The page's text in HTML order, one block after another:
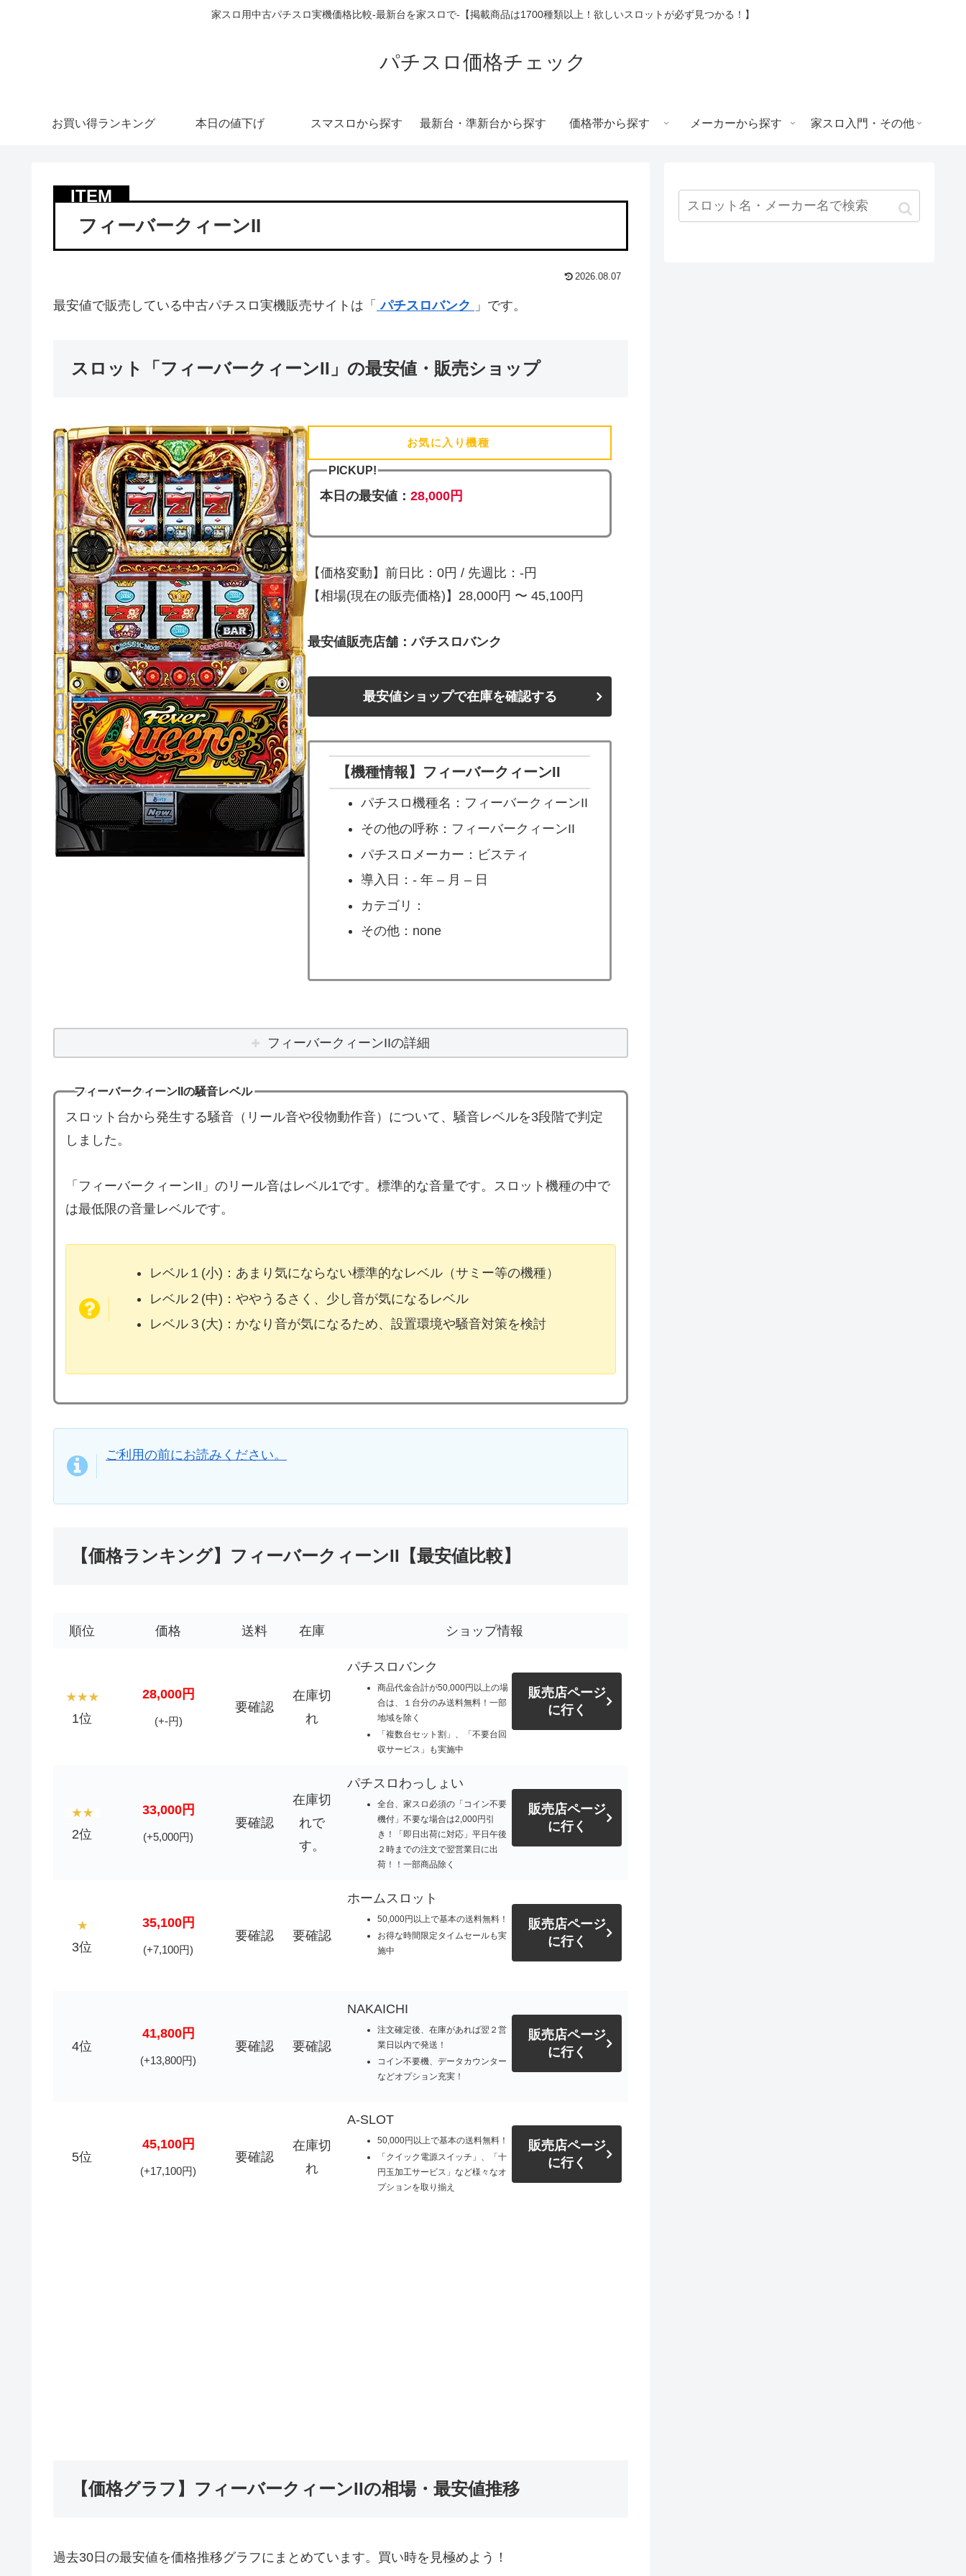
家スロ用中古パチスロ実機価格比較-最新台を家スロで-【掲載商品は1700種類以上！欲しいスロットが必ず見つかる！】
パチスロ価格チェック
お買い得ランキング 本日の値下げ スマスロから探す 最新台・準新台から探す 価格帯から探す メーカーから探す 家スロ入門・その他
フィーバークィーンII
2026.08.07
最安値で販売している中古パチスロ実機販売サイトは「 パチスロバンク 」です。
スロット「フィーバークィーンII」の最安値・販売ショップ
お気に入り機種
PICKUP!
本日の最安値：28,000円
【価格変動】前日比：0円 / 先週比：-円
【相場(現在の販売価格)】28,000円 〜 45,100円
最安値販売店舗：パチスロバンク
最安値ショップで在庫を確認する
【機種情報】フィーバークィーンII
パチスロ機種名：フィーバークィーンII
その他の呼称：フィーバークィーンII
パチスロメーカー：ビスティ
導入日：- 年 – 月 – 日
カテゴリ：
その他：none
フィーバークィーンIIの詳細
フィーバークィーンIIの騒音レベル
スロット台から発生する騒音（リール音や役物動作音）について、騒音レベルを3段階で判定
しました。
「フィーバークィーンII」のリール音はレベル1です。標準的な音量です。スロット機種の中で
は最低限の音量レベルです。
レベル１(小)：あまり気にならない標準的なレベル（サミー等の機種）
レベル２(中)：ややうるさく、少し音が気になるレベル
レベル３(大)：かなり音が気になるため、設置環境や騒音対策を検討
ご利用の前にお読みください。
【価格ランキング】フィーバークィーンII【最安値比較】
順位 価格 送料 在庫 ショップ情報
1位
28,000円
(+-円)
要確認
在庫切
れ
パチスロバンク
商品代金合計が50,000円以上の場
合は、１台分のみ送料無料！一部
地域を除く
「複数台セット割」、「不要台回
収サービス」も実施中
販売店ページ
に行く
2位
33,000円
(+5,000円)
要確認
在庫切
れで
す。
パチスロわっしょい
全台、家スロ必須の「コイン不要
機付」不要な場合は2,000円引
き！「即日出荷に対応」平日午後
２時までの注文で翌営業日に出
荷！！一部商品除く
販売店ページ
に行く
3位
35,100円
(+7,100円)
要確認 要確認
ホームスロット
50,000円以上で基本の送料無料！
お得な時間限定タイムセールも実
施中
販売店ページ
に行く
4位
41,800円
(+13,800円)
要確認 要確認
NAKAICHI
注文確定後、在庫があれば翌２営
業日以内で発送！
コイン不要機、データカウンター
などオプション充実！
販売店ページ
に行く
5位
45,100円
(+17,100円)
要確認
在庫切
れ
A-SLOT
50,000円以上で基本の送料無料！
「クイック電源スイッチ」、「十
円玉加工サービス」など様々なオ
プションを取り揃え
販売店ページ
に行く
【価格グラフ】フィーバークィーンIIの相場・最安値推移
過去30日の最安値を価格推移グラフにまとめています。買い時を見極めよう！